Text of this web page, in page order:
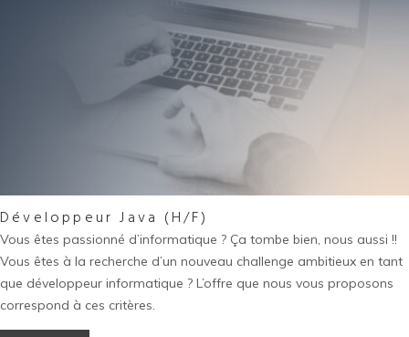
Développeur Java (H/F)
Vous êtes passionné d’informatique ? Ça tombe bien, nous aussi !!
Vous êtes à la recherche d’un nouveau challenge ambitieux en tant
que développeur informatique ? L’offre que nous vous proposons
correspond à ces critères.